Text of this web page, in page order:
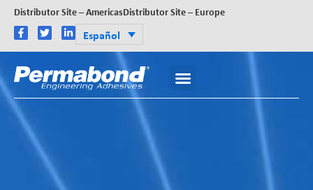
Distributor Site – AmericasDistributor Site – Europe
Español